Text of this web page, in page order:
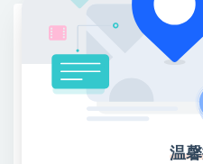
网赚基地简介
站长微信：无
❤本站：本站整合多方资
类&副业类，资源丰富 物超
❤能助您：找项目 + 低成
各种项目 + 提升网创认知
温